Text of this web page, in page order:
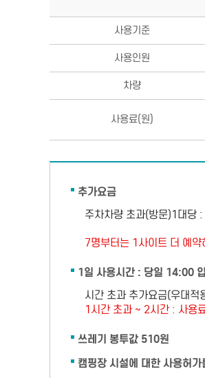
사용기준
사용인원
차량
사용료(원)
추가요금
주차차량 초과(방문)1대당 :
7명부터는 1사이트 더 예약
1일 사용시간 : 당일 14:00
시간 초과 추가요금(우대적
1시간 초과 ~ 2시간 : 사용
쓰레기 봉투값 510원
캠핑장 시설에 대한 사용허